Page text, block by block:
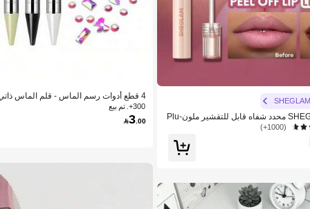
SHEGLAM
SHEGLAM Fall In Line محدد شفاه قابل للتقشير ملون-Plu
(1000+)
4 قطع أدوات رسم الماس - قلم الماس
ي مزدوج الطرف لالتقاط أحجار الراين
300+. تم بيع
3 .00